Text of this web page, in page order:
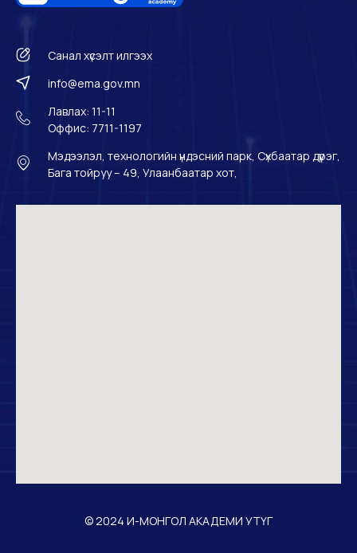
Санал хүсэлт илгээх
info@ema.gov.mn
Лавлах: 11-11
Оффис: 7711-1197
Мэдээлэл, технологийн үндэсний парк, Сүхбаатар дүүрэг,
Бага тойруу – 49, Улаанбаатар хот,
© 2024 И-МОНГОЛ АКАДЕМИ УТҮГ